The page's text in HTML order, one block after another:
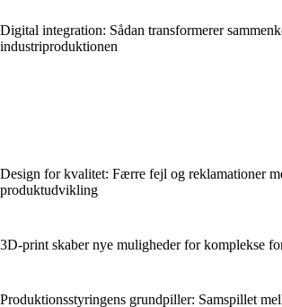
Digital integration: Sådan transformerer
industriproduktionen
Design for kvalitet: Færre fejl og reklamationer
produktudvikling
3D-print skaber nye muligheder for komplekse
Produktionsstyringens grundpiller: Samspillet